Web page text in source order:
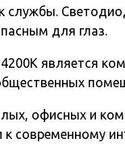
службы.
для глаз.
4200К является
офисных и
современному